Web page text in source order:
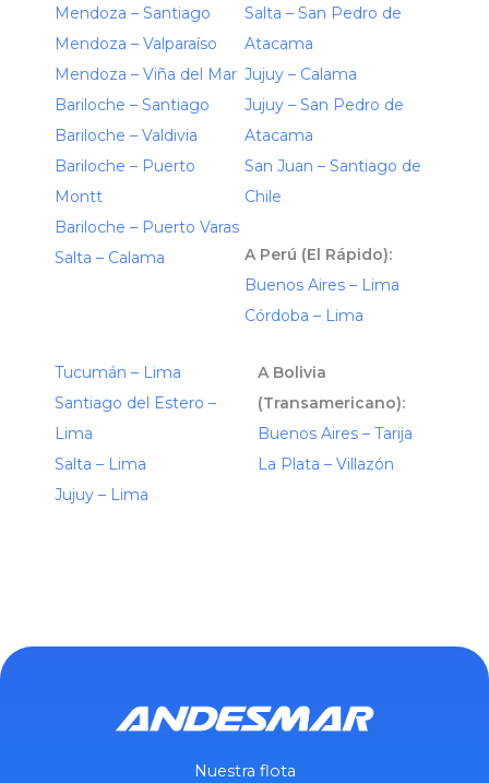
Mendoza – Santiago
Mendoza – Valparaíso
Mendoza – Viña del Mar
Bariloche – Santiago
Bariloche – Valdivia
Bariloche – Puerto
Montt
Bariloche – Puerto Varas
Salta – Calama
Salta – San Pedro de
Atacama
Jujuy – Calama
Jujuy – San Pedro de
Atacama
San Juan – Santiago de
Chile
A Perú (El Rápido):
Buenos Aires – Lima
Córdoba – Lima
Tucumán – Lima
Santiago del Estero –
Lima
Salta – Lima
Jujuy – Lima
A Bolivia
(Transamericano):
Buenos Aires – Tarija
La Plata – Villazón
Nuestra flota